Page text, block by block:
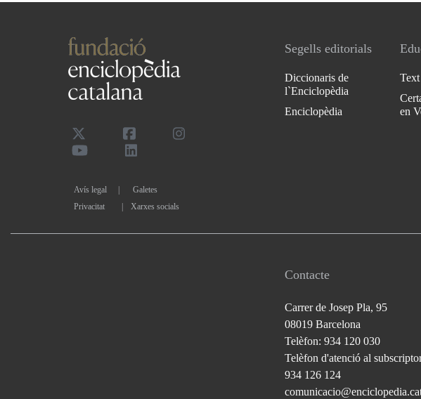
Avís legal
Galetes
Privacitat
Xarxes socials
Segells editorials
Diccionaris de
l`Enciclopèdia
Enciclopèdia
Text
en
Contacte
Carrer de Josep Pla, 95
08019 Barcelona
Telèfon: 934 120 030
Telèfon d'atenció al
934 126 124